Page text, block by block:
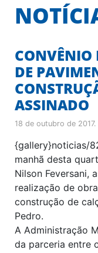
CONVÊNIO
DE
ASSINADO
18 de outubro de 2017.
{gallery}noticias/
manhã desta
Nilson Feversani,
realização de
construção de
Pedro.
A Administração
da parceria entre